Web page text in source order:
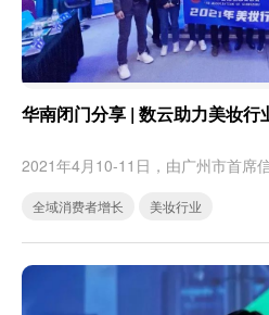
华南闭门分享 | 数云助力美妆
全域消费者增长 美妆行业